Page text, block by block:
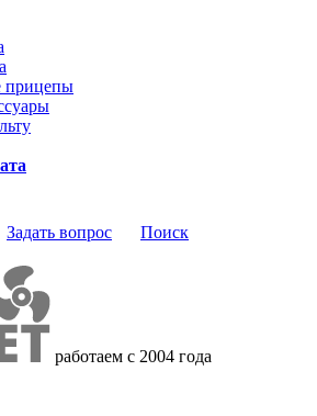
прицепы
Задать вопрос Поиск
работаем с 2004 года